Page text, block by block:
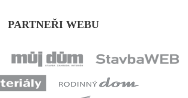
PARTNEŘI WEBU